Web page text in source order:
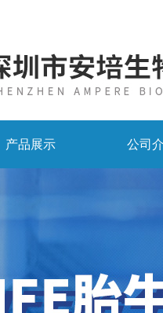
产品展示 公司